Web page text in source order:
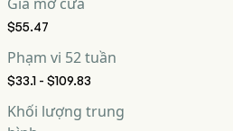
$55.47
Phạm vi 52 tuần
$33.1 - $109.83
Khối lượng trung